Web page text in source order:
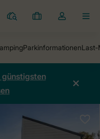
Ferienparks
Meine
Dropdown-
öffnen